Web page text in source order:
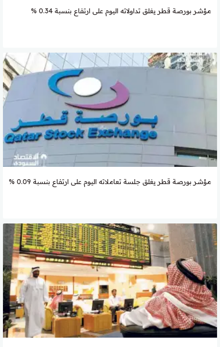
مؤشر بورصة قطر يغلق تداولاته اليوم على ارتفاع بنسبة 0.34 %
مؤشر بورصة قطر يغلق جلسة تعاملاته اليوم على ارتفاع بنسبة 0.09 %